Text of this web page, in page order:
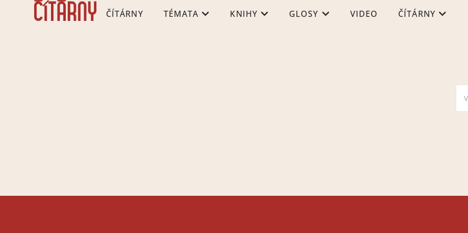
ČÍTÁRNY TÉMATA KNIHY GLOSY VIDEO ČÍTÁRNY